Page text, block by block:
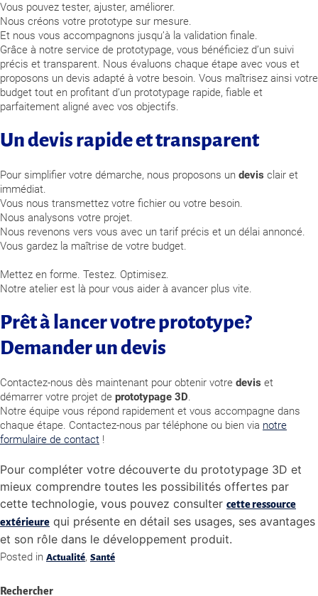
Vous pouvez tester, ajuster, améliorer.
Nous créons votre prototype sur mesure.
Et nous vous accompagnons jusqu’à la validation finale.
Grâce à notre service de prototypage, vous bénéficiez d’un suivi
précis et transparent. Nous évaluons chaque étape avec vous et
proposons un devis adapté à votre besoin. Vous maîtrisez ainsi votre
budget tout en profitant d’un prototypage rapide, fiable et
parfaitement aligné avec vos objectifs.
Un devis rapide et transparent
Pour simplifier votre démarche, nous proposons un devis clair et
immédiat.
Vous nous transmettez votre fichier ou votre besoin.
Nous analysons votre projet.
Nous revenons vers vous avec un tarif précis et un délai annoncé.
Vous gardez la maîtrise de votre budget.
Mettez en forme. Testez. Optimisez.
Notre atelier est là pour vous aider à avancer plus vite.
Prêt à lancer votre prototype?
Demander un devis
Contactez-nous dès maintenant pour obtenir votre devis et
démarrer votre projet de prototypage 3D.
Notre équipe vous répond rapidement et vous accompagne dans
chaque étape. Contactez-nous par téléphone ou bien via notre
formulaire de contact !
Pour compléter votre découverte du prototypage 3D et
mieux comprendre toutes les possibilités offertes par
cette technologie, vous pouvez consulter cette ressource
extérieure qui présente en détail ses usages, ses avantages
et son rôle dans le développement produit.
Posted in Actualité, Santé
Rechercher